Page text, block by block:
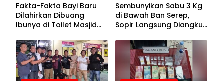
Fakta-Fakta Bayi Baru
Dilahirkan Dibuang
Ibunya di Toilet Masjid
Sembunyikan Sabu 3 Kg
di Bawah Ban Serep,
Sopir Langsung Diangkut